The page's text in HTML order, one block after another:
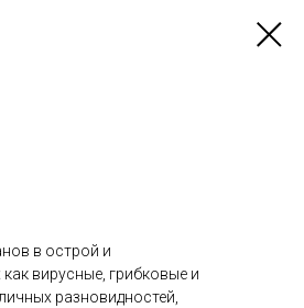
в острой и
вирусные, грибковые и
разновидностей,